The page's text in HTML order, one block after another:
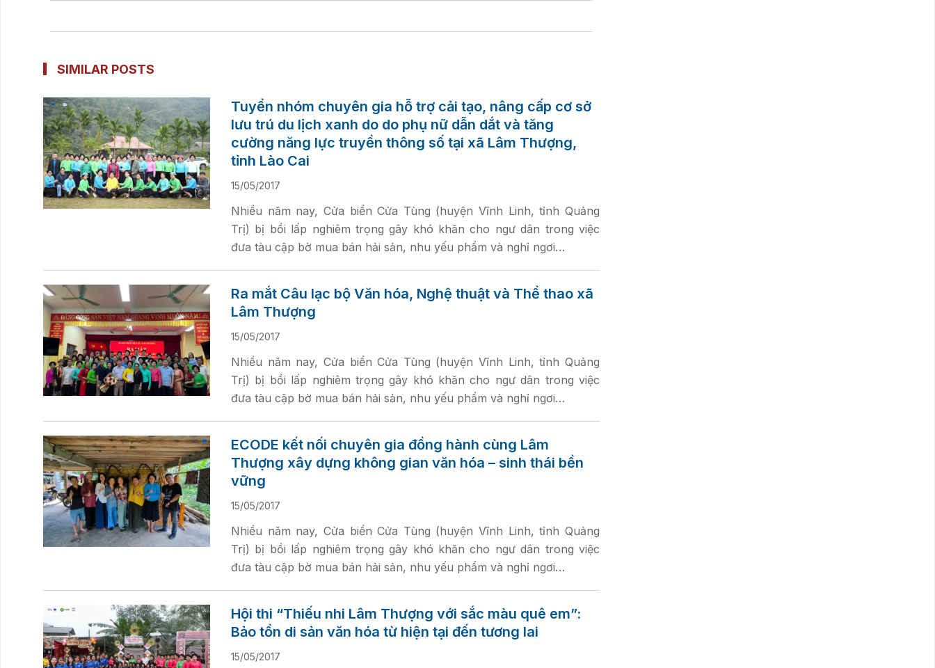
SIMILAR POSTS
Tuyển nhóm chuyên gia hỗ trợ cải tạo, nâng cấp cơ sở
lưu trú du lịch xanh do do phụ nữ dẫn dắt và tăng
cường năng lực truyền thông số tại xã Lâm Thượng,
tỉnh Lào Cai
15/05/2017
Nhiều năm nay, Cửa biển Cửa Tùng (huyện Vĩnh Linh, tỉnh Quảng
Trị) bị bồi lấp nghiêm trọng gây khó khăn cho ngư dân trong việc
đưa tàu cập bờ mua bán hải sản, nhu yếu phẩm và nghỉ ngơi…
Ra mắt Câu lạc bộ Văn hóa, Nghệ thuật và Thể thao xã
Lâm Thượng
15/05/2017
Nhiều năm nay, Cửa biển Cửa Tùng (huyện Vĩnh Linh, tỉnh Quảng
Trị) bị bồi lấp nghiêm trọng gây khó khăn cho ngư dân trong việc
đưa tàu cập bờ mua bán hải sản, nhu yếu phẩm và nghỉ ngơi…
ECODE kết nối chuyên gia đồng hành cùng Lâm
Thượng xây dựng không gian văn hóa – sinh thái bền
vững
15/05/2017
Nhiều năm nay, Cửa biển Cửa Tùng (huyện Vĩnh Linh, tỉnh Quảng
Trị) bị bồi lấp nghiêm trọng gây khó khăn cho ngư dân trong việc
đưa tàu cập bờ mua bán hải sản, nhu yếu phẩm và nghỉ ngơi…
Hội thi “Thiếu nhi Lâm Thượng với sắc màu quê em”:
Bảo tồn di sản văn hóa từ hiện tại đến tương lai
15/05/2017